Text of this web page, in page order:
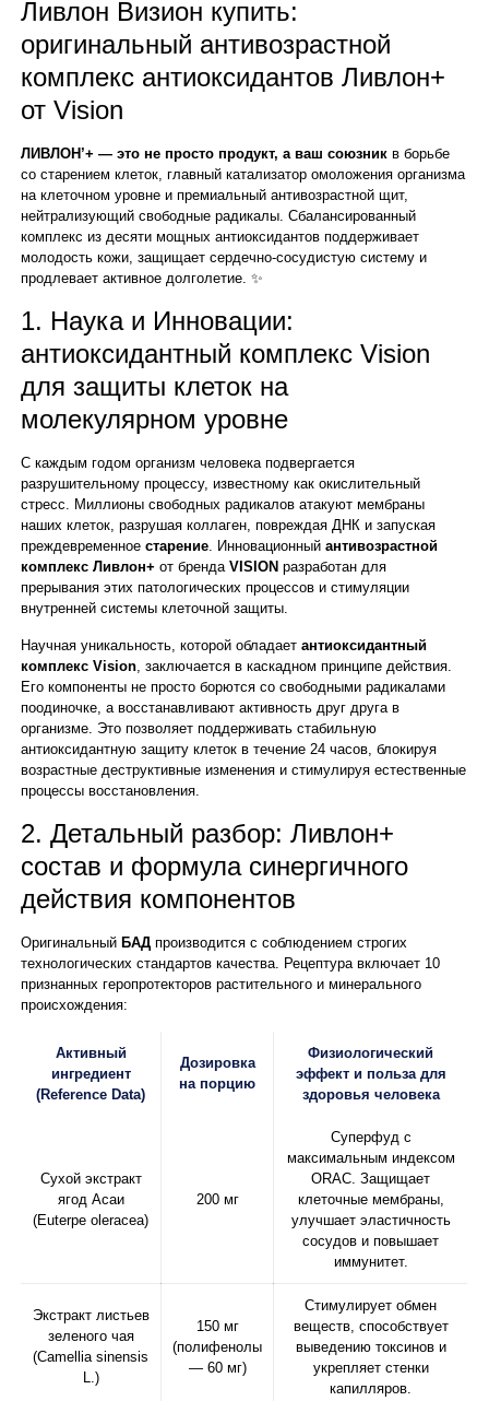
Ливлон Визион купить:
оригинальный антивозрастной
комплекс антиоксидантов Ливлон+
от Vision
ЛИВЛОН’+ — это не просто продукт, а ваш союзник в борьбе
со старением клеток, главный катализатор омоложения организма
на клеточном уровне и премиальный антивозрастной щит,
нейтрализующий свободные радикалы. Сбалансированный
комплекс из десяти мощных антиоксидантов поддерживает
молодость кожи, защищает сердечно-сосудистую систему и
продлевает активное долголетие. ✨
1. Наука и Инновации:
антиоксидантный комплекс Vision
для защиты клеток на
молекулярном уровне
С каждым годом организм человека подвергается
разрушительному процессу, известному как окислительный
стресс. Миллионы свободных радикалов атакуют мембраны
наших клеток, разрушая коллаген, повреждая ДНК и запуская
преждевременноестарение . Инновационныйантивозрастной
комплекс Ливлон+ от брендаVISION разработан для
прерывания этих патологических процессов и стимуляции
внутренней системы клеточной защиты.
Научная уникальность, которой обладаетантиоксидантный
комплекс Vision , заключается в каскадном принципе действия.
Его компоненты не просто борются со свободными радикалами
поодиночке, а восстанавливают активность друг друга в
организме. Это позволяет поддерживать стабильную
антиоксидантную защиту клеток в течение 24 часов, блокируя
возрастные деструктивные изменения и стимулируя естественные
процессы восстановления.
2. Детальный разбор: Ливлон+
состав и формула синергичного
действия компонентов
ОригинальныйБАД производится с соблюдением строгих
технологических стандартов качества. Рецептура включает 10
признанных геропротекторов растительного и минерального
происхождения:
Активный
ингредиент
(Reference Data)
Дозировка
на порцию
Физиологический
эффект и польза для
здоровья человека
Сухой экстракт
ягод Асаи
(Euterpe oleracea)
200 мг
Суперфуд с
максимальным индексом
ORAC. Защищает
клеточные мембраны,
улучшает эластичность
сосудов и повышает
иммунитет.
Экстракт листьев
зеленого чая
(Camellia sinensis
L.)
150 мг
(полифенолы
— 60 мг)
Стимулирует обмен
веществ, способствует
выведению токсинов и
укрепляет стенки
капилляров.